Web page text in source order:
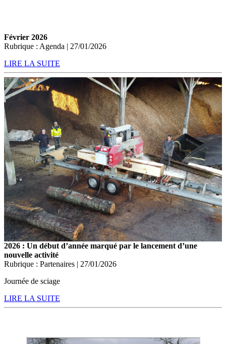
Février 2026
Rubrique : Agenda | 27/01/2026
LIRE LA SUITE
2026 : Un début d’année marqué par le lancement d’une
nouvelle activité
Rubrique : Partenaires | 27/01/2026
Journée de sciage
LIRE LA SUITE